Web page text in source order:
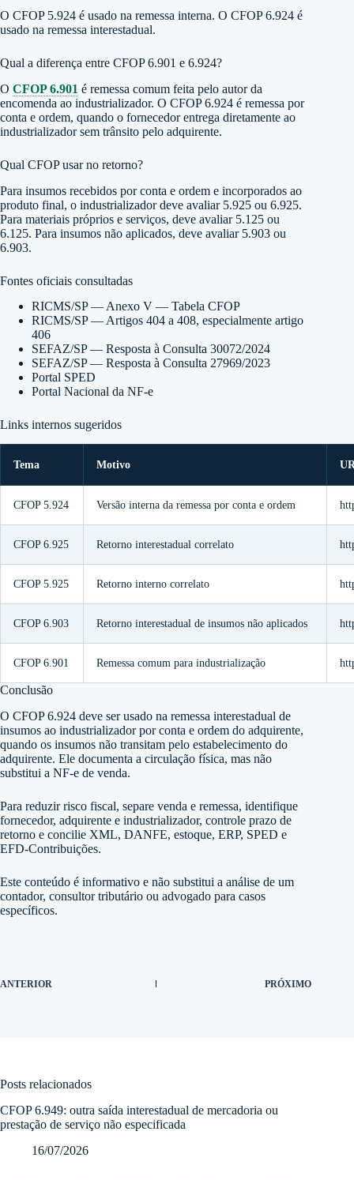
O CFOP 5.924 é usado na remessa interna. O CFOP 6.924 é
usado na remessa interestadual.
Qual a diferença entre CFOP 6.901 e 6.924?
O CFOP 6.901 é remessa comum feita pelo autor da
encomenda ao industrializador. O CFOP 6.924 é remessa por
conta e ordem, quando o fornecedor entrega diretamente ao
industrializador sem trânsito pelo adquirente.
Qual CFOP usar no retorno?
Para insumos recebidos por conta e ordem e incorporados ao
produto final, o industrializador deve avaliar 5.925 ou 6.925.
Para materiais próprios e serviços, deve avaliar 5.125 ou
6.125. Para insumos não aplicados, deve avaliar 5.903 ou
6.903.
Fontes oficiais consultadas
RICMS/SP — Anexo V — Tabela CFOP
RICMS/SP — Artigos 404 a 408, especialmente artigo
406
SEFAZ/SP — Resposta à Consulta 30072/2024
SEFAZ/SP — Resposta à Consulta 27969/2023
Portal SPED
Portal Nacional da NF-e
Links internos sugeridos
Tema Motivo
CFOP 5.924 Versão interna da remessa por conta e ordem
CFOP 6.925 Retorno interestadual correlato
CFOP 5.925 Retorno interno correlato
CFOP 6.903 Retorno interestadual de insumos não aplicados
CFOP 6.901 Remessa comum para industrialização
Conclusão
O CFOP 6.924 deve ser usado na remessa interestadual de
insumos ao industrializador por conta e ordem do adquirente,
quando os insumos não transitam pelo estabelecimento do
adquirente. Ele documenta a circulação física, mas não
substitui a NF-e de venda.
Para reduzir risco fiscal, separe venda e remessa, identifique
fornecedor, adquirente e industrializador, controle prazo de
retorno e concilie XML, DANFE, estoque, ERP, SPED e
EFD-Contribuições.
Este conteúdo é informativo e não substitui a análise de um
contador, consultor tributário ou advogado para casos
específicos.
ANTERIOR PRÓXIMO
Posts relacionados
CFOP 6.949: outra saída interestadual de mercadoria ou
prestação de serviço não especificada
16/07/2026